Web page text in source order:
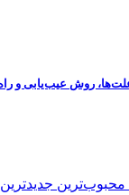
محبوب‌ترین جدیدترین